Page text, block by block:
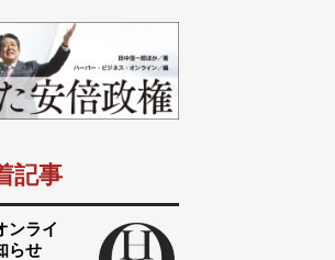
記事
ンライ
らせ